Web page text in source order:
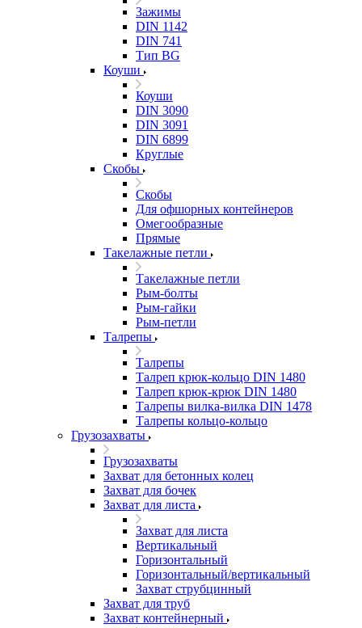
Зажимы
DIN 1142
DIN 741
Тип BG
Коуши
Коуши
DIN 3090
DIN 3091
DIN 6899
Круглые
Скобы
Скобы
Для офшорных контейнеров
Омегообразные
Прямые
Такелажные петли
Такелажные петли
Рым-болты
Рым-гайки
Рым-петли
Талрепы
Талрепы
Талреп крюк-кольцо DIN 1480
Талреп крюк-крюк DIN 1480
Талрепы вилка-вилка DIN 1478
Талрепы кольцо-кольцо
Грузозахваты
Грузозахваты
Захват для бетонных колец
Захват для бочек
Захват для листа
Захват для листа
Вертикальный
Горизонтальный
Горизонтальный/вертикальный
Захват струбцинный
Захват для труб
Захват контейнерный